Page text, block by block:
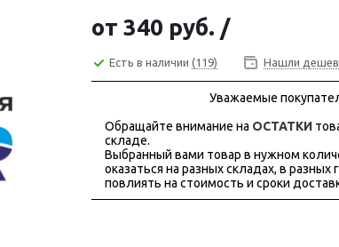
от 340 руб. /
Есть в наличии (119) Нашли
Уважаемые
Обращайте внимание на ОСТАТКИ
складе.
Выбранный вами товар в нужном
оказаться на разных складах, в
повлиять на стоимость и сроки